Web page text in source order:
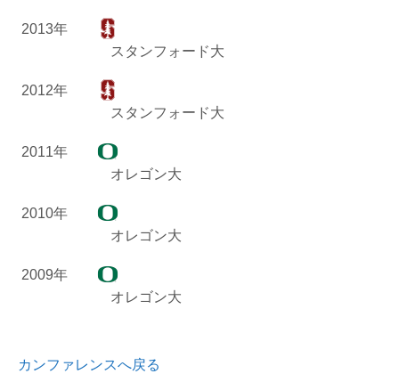
2013年
スタンフォード大
2012年
スタンフォード大
2011年
オレゴン大
2010年
オレゴン大
2009年
オレゴン大
カンファレンスへ戻る